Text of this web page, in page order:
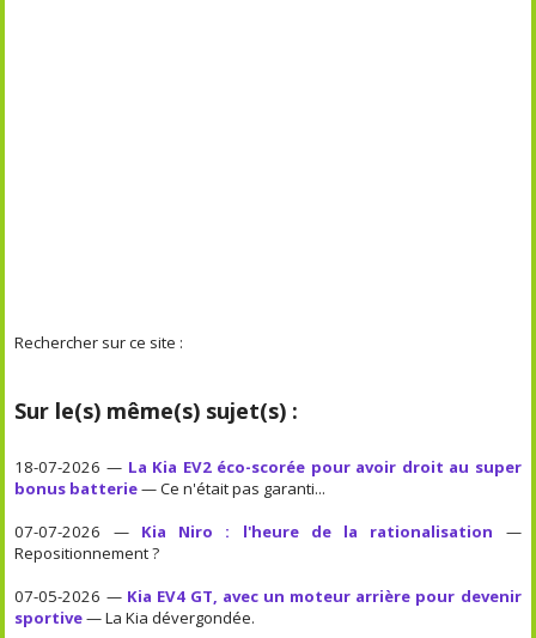
Rechercher sur ce site :
Sur le(s) même(s) sujet(s) :
18-07-2026 — La Kia EV2 éco-scorée pour avoir droit au super
bonus batterie— Ce n'était pas garanti...
07-07-2026 — Kia Niro : l'heure de la rationalisation —
Repositionnement ?
07-05-2026 — Kia EV4 GT, avec un moteur arrière pour devenir
sportive— La Kia dévergondée.